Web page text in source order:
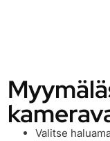
Valitse